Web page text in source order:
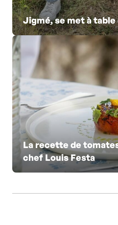
Jigmé, se met à
La recette de
chef Louis Festa